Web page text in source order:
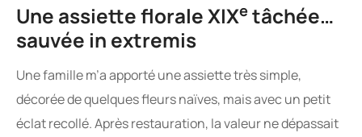
Une assiette florale XIXe tâchée…
sauvée in extremis
Une famille m’a apporté une assiette très simple,
décorée de quelques fleurs naïves, mais avec un petit
éclat recollé. Après restauration, la valeur ne dépassait